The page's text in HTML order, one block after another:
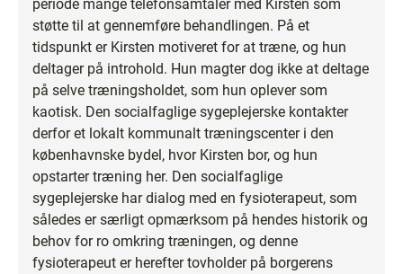
periode mange telefonsamtaler med Kirsten som
støtte til at gennemføre behandlingen. På et
tidspunkt er Kirsten motiveret for at træne, og hun
deltager på introhold. Hun magter dog ikke at deltage
på selve træningsholdet, som hun oplever som
kaotisk. Den socialfaglige sygeplejerske kontakter
derfor et lokalt kommunalt træningscenter i den
københavnske bydel, hvor Kirsten bor, og hun
opstarter træning her. Den socialfaglige
sygeplejerske har dialog med en fysioterapeut, som
således er særligt opmærksom på hendes historik og
behov for ro omkring træningen, og denne
fysioterapeut er herefter tovholder på borgerens